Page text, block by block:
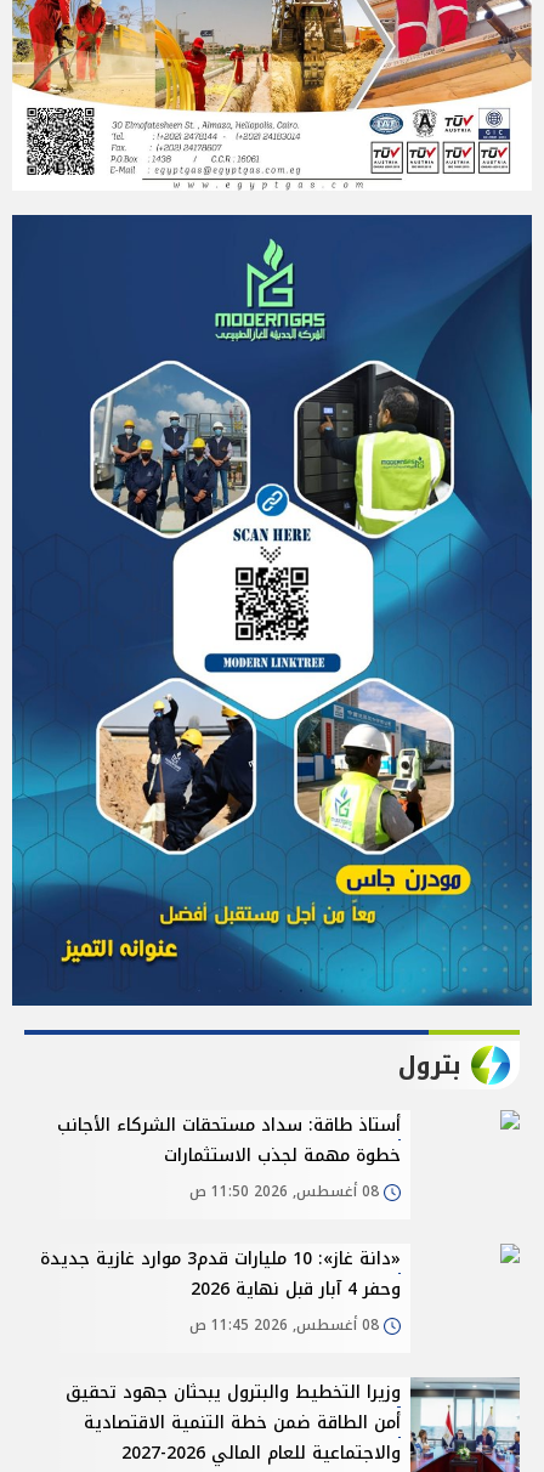
بترول
أستاذ طاقة: سداد مستحقات الشركاء الأجانب
خطوة مهمة لجذب الاستثمارات
«دانة غاز»: 10 مليارات قدم3 موارد غازية جديدة
وحفر 4 آبار قبل نهاية 2026
وزيرا التخطيط والبترول يبحثان جهود تحقيق
أمن الطاقة ضمن خطة التنمية الاقتصادية
والاجتماعية للعام المالي 2026-2027